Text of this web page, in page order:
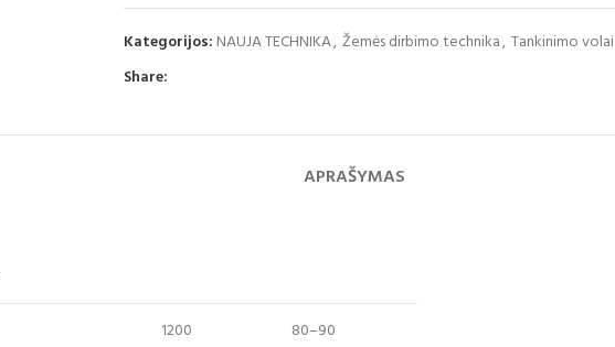
Kategorijos: NAUJA TECHNIKA, Žemės dirbimo technika, Tankinimo volai
Share:
APRAŠYMAS
1200 80–90